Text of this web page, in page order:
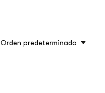
Orden predeterminado